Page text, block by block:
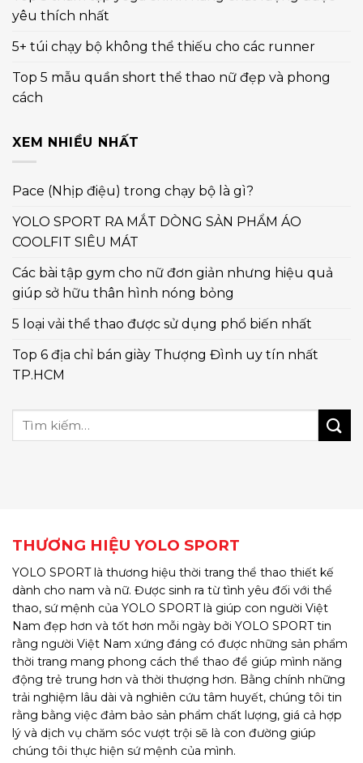
yêu thích nhất
5+ túi chạy bộ không thể thiếu cho các runner
Top 5 mẫu quần short thể thao nữ đẹp và phong
cách
XEM NHIỀU NHẤT
Pace (Nhịp điệu) trong chạy bộ là gì?
YOLO SPORT RA MẮT DÒNG SẢN PHẨM ÁO
COOLFIT SIÊU MÁT
Các bài tập gym cho nữ đơn giản nhưng hiệu quả
giúp sở hữu thân hình nóng bỏng
5 loại vải thể thao được sử dụng phổ biến nhất
Top 6 địa chỉ bán giày Thượng Đình uy tín nhất
TP.HCM
THƯƠNG HIỆU YOLO SPORT
YOLO SPORT là thương hiệu thời trang thể thao thiết kế
dành cho nam và nữ. Được sinh ra từ tình yêu đối với thể
thao, sứ mệnh của YOLO SPORT là giúp con người Việt
Nam đẹp hơn và tốt hơn mỗi ngày bởi YOLO SPORT tin
rằng người Việt Nam xứng đáng có được những sản phẩm
thời trang mang phong cách thể thao để giúp mình năng
động trẻ trung hơn và thời thượng hơn. Bằng chính những
trải nghiệm lâu dài và nghiên cứu tâm huyết, chúng tôi tin
rằng bằng việc đảm bảo sản phẩm chất lượng, giá cả hợp
lý và dịch vụ chăm sóc vượt trội sẽ là con đường giúp
chúng tôi thực hiện sứ mệnh của mình.